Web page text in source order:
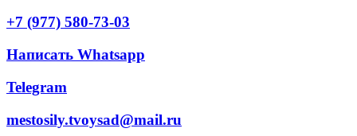
+7 (977) 580-73-03
Написать Whatsapp
Telegram
mestosily.tvoysad@mail.ru